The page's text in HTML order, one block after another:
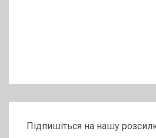
Підпишіться на нашу